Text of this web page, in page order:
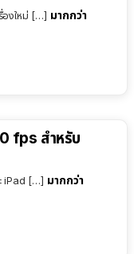
องใหม่ […] มากกว่า
fps สำหรับ
iPad […] มากกว่า